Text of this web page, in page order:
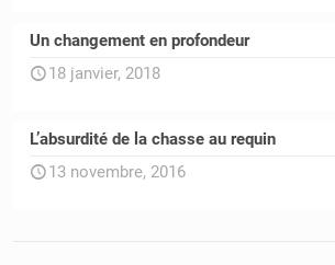
Un changement en profondeur
18 janvier, 2018
L’absurdité de la chasse au requin
13 novembre, 2016